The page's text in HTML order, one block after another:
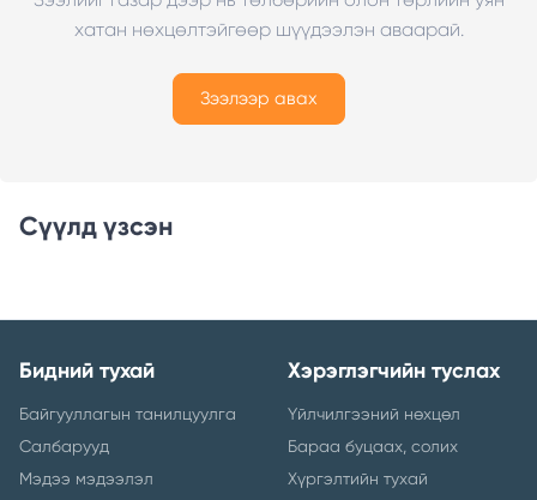
хатан нөхцөлтэйгөөр шүүдээлэн аваарай.
Зээлээр авах
Сүүлд үзсэн
Бидний тухай
Байгууллагын танилцуулга
Салбарууд
Мэдээ мэдээлэл
Хэрэглэгчийн туслах
Үйлчилгээний нөхцөл
Бараа буцаах, солих
Хүргэлтийн тухай